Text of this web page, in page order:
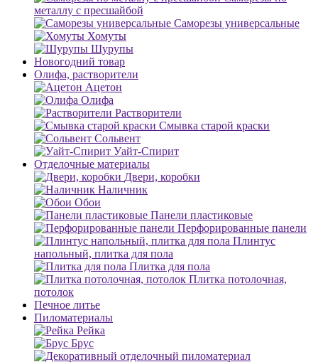
металлу с пресшайбой
Саморезы универсальные
Хомуты
Шурупы
Новогодний товар
Олифа, растворители
Ацетон
Олифа
Растворители
Смывка старой краски
Сольвент
Уайт-Спирит
Отделочные материалы
Двери, коробки
Наличник
Обои
Панели пластиковые
Перфорированные панели
Плинтус
напольный, плитка для пола
Плитка для пола
Плитка потолочная,
потолок
Печное литье
Пиломатериалы
Рейка
Брус